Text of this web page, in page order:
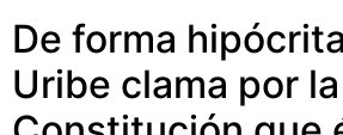
De forma
Uribe clama por la